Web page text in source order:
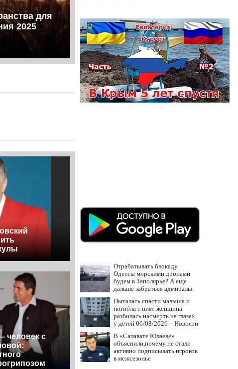
для
2025
человек с
Отрабатывать блокаду
Одессы морскими дронами
будем в Заполярье? А еще
дальше забраться адмиралы
Пыталась спасти малыша и
погибла с ним: женщина
разбилась насмерть на глазах
у детей 06/08/2026 – Новости
В «Салавате Юлаеве»
объяснили,почему не стали
активно подписывать игроков
в межсезонье